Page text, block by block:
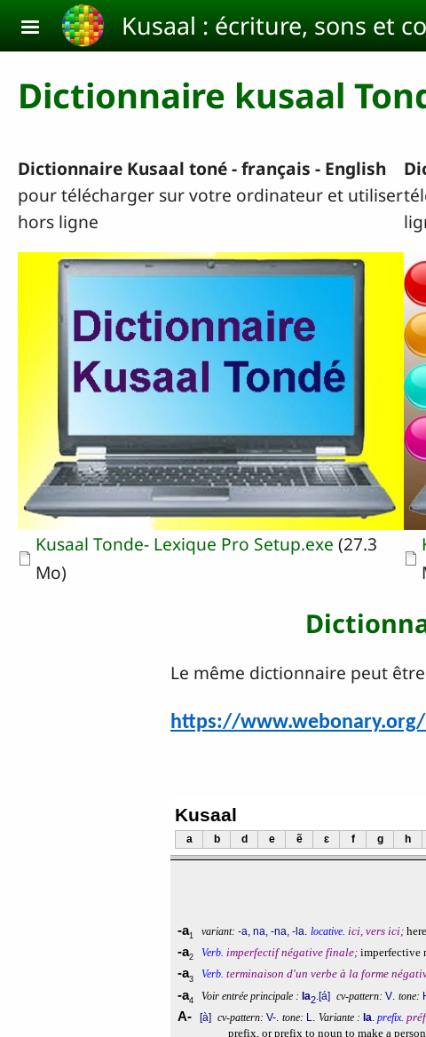
Aller au contenu principalKusaal : écriture, sons et
Dictionnaire kusaal
Dictionnaire Kusaal toné - français - English
pour télécharger sur votre ordinateur et utiliser
hors ligne
Document
Kusaal Tonde- Lexique Pro Setup.exe (27.3
Mo)
Le même dictionnaire peut
https://